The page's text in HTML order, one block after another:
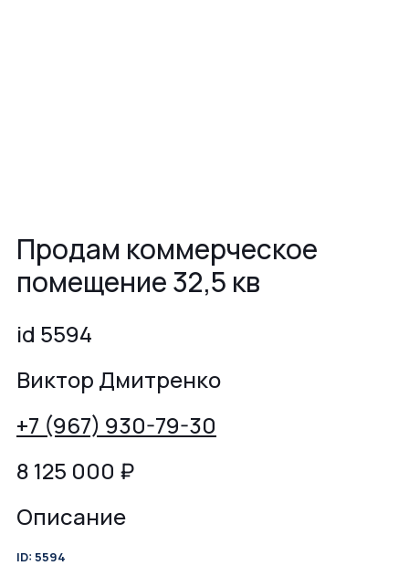
Продам коммерческое
помещение 32,5 кв
id 5594
Виктор Дмитренко
+7 (967) 930-79-30
8 125 000 ₽
Описание
ID: 5594